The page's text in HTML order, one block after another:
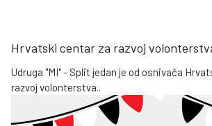
Hrvatski centar za razvoj
Udruga "MI" - Split jedan je od osnivača
razvoj volonterstva..